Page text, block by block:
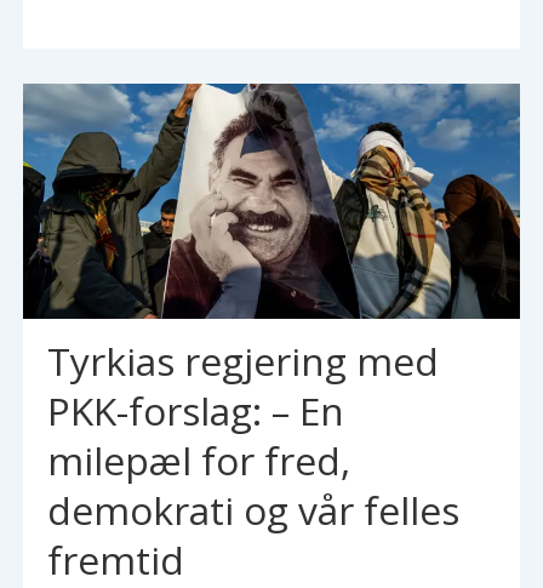
Tyrkias regjering med
PKK-forslag: – En
milepæl for fred,
demokrati og vår felles
fremtid